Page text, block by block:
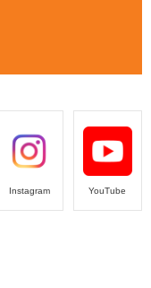
Instagram YouTube